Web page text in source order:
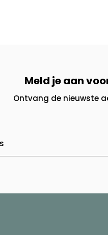
Meld je aan
Ontvang de nieuwste